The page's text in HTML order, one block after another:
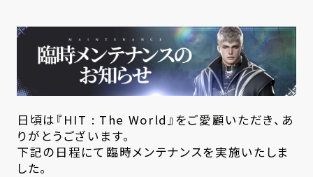
日頃は『HIT : The World』をご愛顧いただき、あ
りがとうございます。
下記の日程にて臨時メンテナンスを実施いたしま
した。